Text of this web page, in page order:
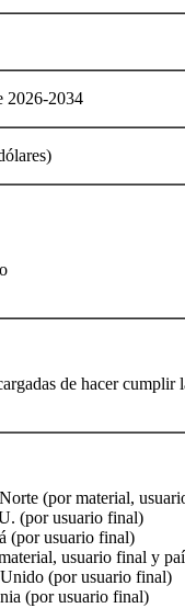
2026-2034
de hacer cumplir
(por material,
(por usuario final)
(por usuario final)
usuario final y
(por usuario final)
(por usuario final)